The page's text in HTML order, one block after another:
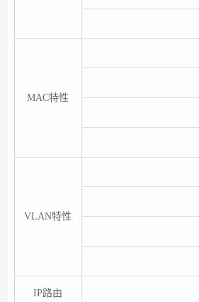
MAC特性
VLAN特性
IP路由